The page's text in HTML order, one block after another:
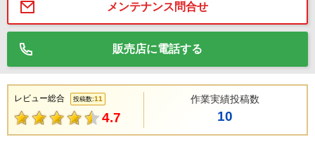
メンテナンス問合せ
販売店に電話する
レビュー総合 投稿数:11
4.7
作業実績投稿数
10